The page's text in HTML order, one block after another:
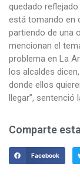
quedado
está tomando en
partiendo de una
mencionan el
problema en La
los alcaldes
donde ellos
llegar”, sentenció
Comparte
Facebook